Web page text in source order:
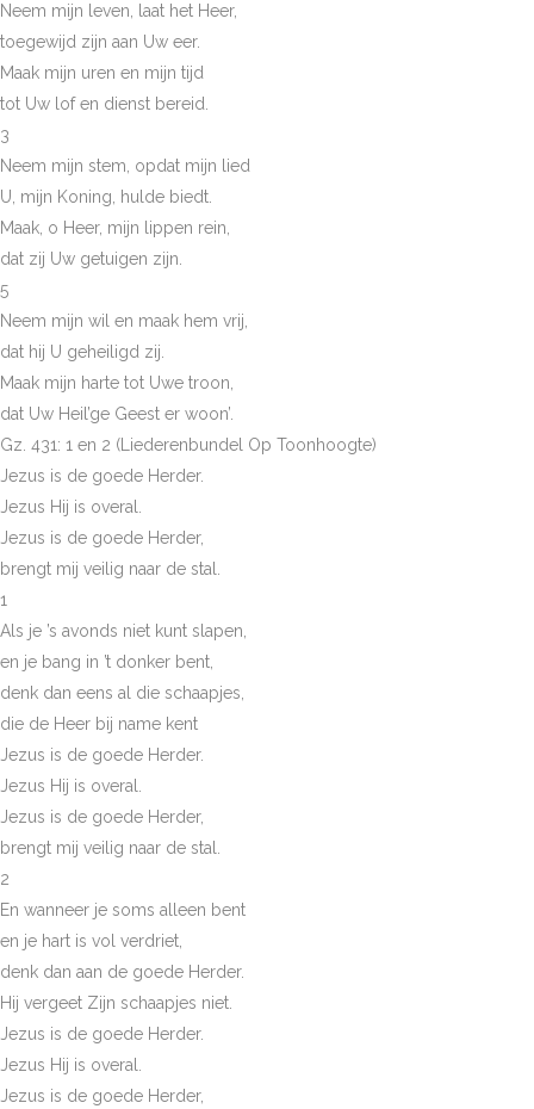
Neem mijn leven, laat het Heer,
toegewijd zijn aan Uw eer.
Maak mijn uren en mijn tijd
tot Uw lof en dienst bereid.
3
Neem mijn stem, opdat mijn lied
U, mijn Koning, hulde biedt.
Maak, o Heer, mijn lippen rein,
dat zij Uw getuigen zijn.
5
Neem mijn wil en maak hem vrij,
dat hij U geheiligd zij.
Maak mijn harte tot Uwe troon,
dat Uw Heil’ge Geest er woon’.
Gz. 431: 1 en 2 (Liederenbundel Op Toonhoogte)
Jezus is de goede Herder.
Jezus Hij is overal.
Jezus is de goede Herder,
brengt mij veilig naar de stal.
1
Als je ’s avonds niet kunt slapen,
en je bang in ’t donker bent,
denk dan eens al die schaapjes,
die de Heer bij name kent
Jezus is de goede Herder.
Jezus Hij is overal.
Jezus is de goede Herder,
brengt mij veilig naar de stal.
2
En wanneer je soms alleen bent
en je hart is vol verdriet,
denk dan aan de goede Herder.
Hij vergeet Zijn schaapjes niet.
Jezus is de goede Herder.
Jezus Hij is overal.
Jezus is de goede Herder,